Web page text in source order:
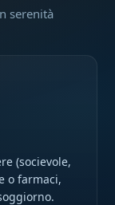
serenità
(socievole,
o farmaci,